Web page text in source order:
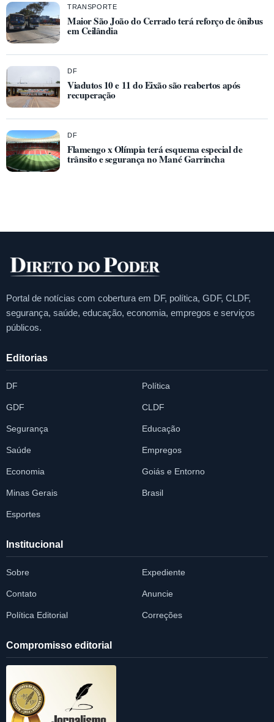
TRANSPORTE
Maior São João do Cerrado terá reforço de ônibus
em Ceilândia
DF
Viadutos 10 e 11 do Eixão são reabertos após
recuperação
DF
Flamengo x Olímpia terá esquema especial de
trânsito e segurança no Mané Garrincha
Portal de notícias com cobertura em DF, política, GDF, CLDF,
segurança, saúde, educação, economia, empregos e serviços
públicos.
Editorias
DF Política
GDF CLDF
Segurança Educação
Saúde Empregos
Economia Goiás e Entorno
Minas Gerais Brasil
Esportes
Institucional
Sobre Expediente
Contato Anuncie
Política Editorial Correções
Compromisso editorial